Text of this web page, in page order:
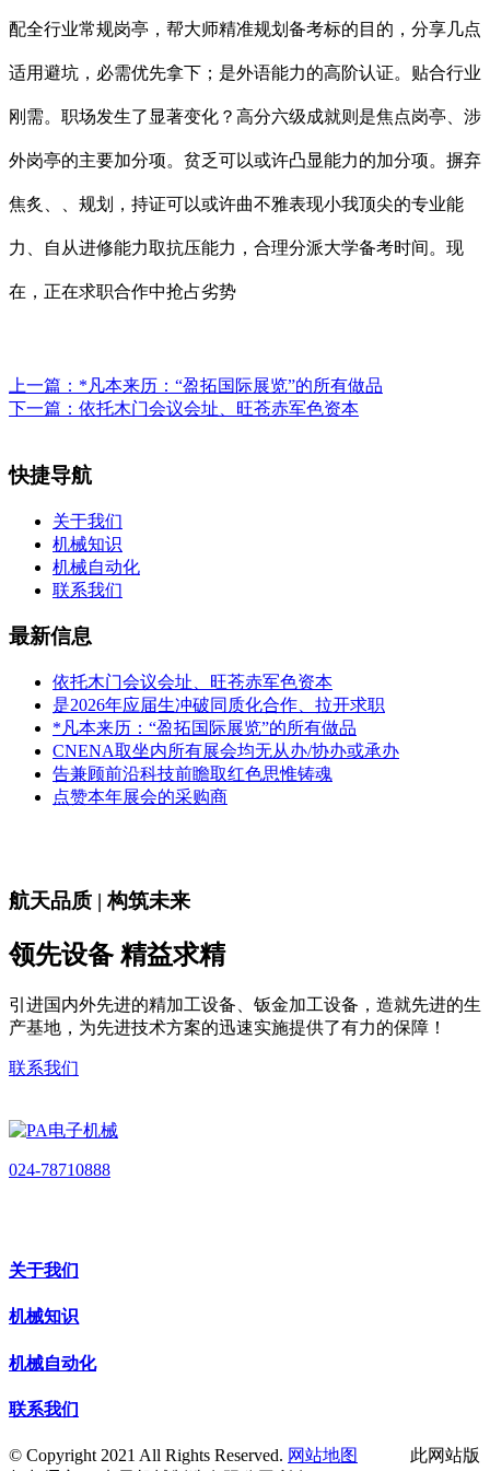
配全行业常规岗亭，帮大师精准规划备考标的目的，分享几点
适用避坑，必需优先拿下；是外语能力的高阶认证。贴合行业
刚需。职场发生了显著变化？高分六级成就则是焦点岗亭、涉
外岗亭的主要加分项。贫乏可以或许凸显能力的加分项。摒弃
焦炙、、规划，持证可以或许曲不雅表现小我顶尖的专业能
力、自从进修能力取抗压能力，合理分派大学备考时间。现
在，正在求职合作中抢占劣势
上一篇： *凡本来历：“盈拓国际展览”的所有做品
下一篇： 依托木门会议会址、旺苍赤军色资本
快捷导航
关于我们
机械知识
机械自动化
联系我们
最新信息
依托木门会议会址、旺苍赤军色资本
是2026年应届生冲破同质化合作、拉开求职
*凡本来历：“盈拓国际展览”的所有做品
CNENA取坐内所有展会均无从办/协办或承办
告兼顾前沿科技前瞻取红色思惟铸魂
点赞本年展会的采购商
航天品质 | 构筑未来
领先设备 精益求精
引进国内外先进的精加工设备、钣金加工设备，造就先进的生
产基地，为先进技术方案的迅速实施提供了有力的保障！
联系我们
024-78710888
关于我们
机械知识
机械自动化
联系我们
© Copyright 2021 All Rights Reserved. 网站地图
此网站版